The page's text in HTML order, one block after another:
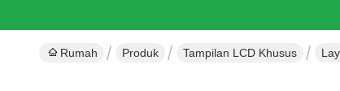
Rumah Produk Tampilan LCD Khusus